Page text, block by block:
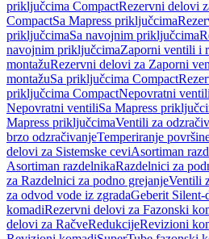
priključcima CompactRezervni delovi
CompactSa Mapress priključcima
priključcimaSa navojnim priključcima
navojnim priključcimaZaporni ventili i
montažuRezervni delovi za Zaporni
montažuSa priključcima Compact
priključcima CompactNepovratni ventili
Nepovratni ventiliSa Mapress
Mapress priključcimaVentili za
brzo odzračivanjeTemperiranje
delovi za Sistemske ceviAsortiman
Asortiman razdelnikaRazdelnici za
za Razdelnici za podno grejanjeVentili
za odvod vode iz zgradaGeberit Silent-
komadiRezervni delovi za Fazonski
delovi za RačveRedukcijeRevizioni